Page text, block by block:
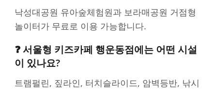
낙성대공원 유아숲체험원과 보라매공원 거점형
놀이터가 무료로 이용 가능합니다.
❓ 서울형 키즈카페 행운동점에는 어떤 시설
이 있나요?
트램펄린, 짚라인, 터치슬라이드, 암벽등반, 낚시